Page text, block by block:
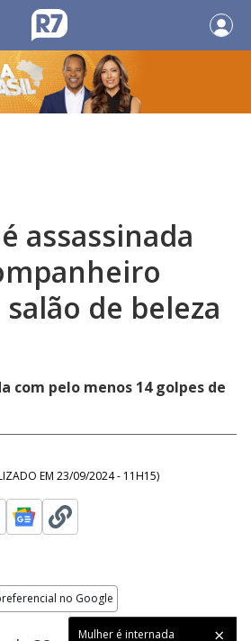
assassinada
de beleza
com pelo menos 14 golpes de
EM 23/09/2024 - 11H15)
no Google
Mulher é internada